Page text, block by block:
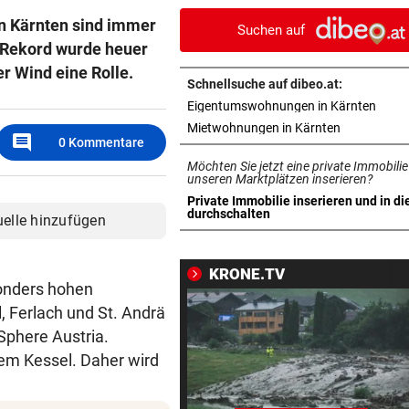
Kärnten sind immer
wurde heuer
Wind eine Rolle.
comment 0 Kommentare
hinzufügen
hohen
Ferlach und St. Andrä
Austria.
Kessel. Daher wird
der Direktorenwahl
WOLLTEN „CHILLEN“ vor
In Gartenhütte eingebrochen:
Teenies (14) gefasst
MEDIEN BERICHTEN:
Nach schwerer Krankheit!
um Jorge Messi
ALARM IN BULGARIEN
Pipeline explodiert
AUF DER A10 vor
Urlauber-Kolonne rollt: Stau
Blockabfertigung
SKI-ASS ATMET DURCH vor
Suchen auf
Schnellsuche auf dibeo.at:
Eigentumswohnungen in Kärnten
Mietwohnungen in Kärnten
Möchten Sie jetzt eine private
unseren Marktplätzen inserieren?
Private Immobilie inserieren und in
durchschalten
in neuem Tab öffnen
KRONE.TV